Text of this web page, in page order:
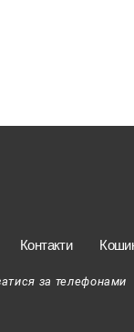
Контакти
за телефонами